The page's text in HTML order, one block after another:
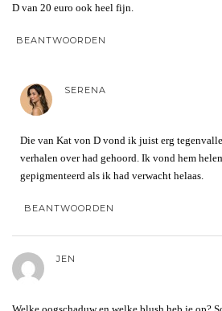
D van 20 euro ook heel fijn.
BEANTWOORDEN
SERENA
Die van Kat von D vond ik juist erg
verhalen over had gehoord. Ik vond hem
gepigmenteerd als ik had verwacht helaas.
BEANTWOORDEN
JEN